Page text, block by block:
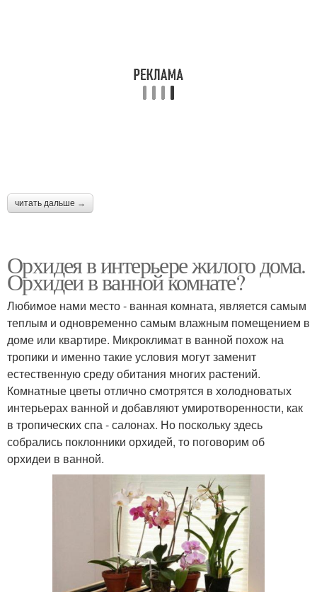
читать дальше →
Орхидея в интерьере жилого дома.
Орхидеи в ванной комнате?
Любимое нами место - ванная комната, является самым
теплым и одновременно самым влажным помещением в
доме или квартире. Микроклимат в ванной похож на
тропики и именно такие условия могут заменит
естественную среду обитания многих растений.
Комнатные цветы отлично смотрятся в холодноватых
интерьерах ванной и добавляют умиротворенности, как
в тропических спа - салонах. Но поскольку здесь
собрались поклонники орхидей, то поговорим об
орхидеи в ванной.